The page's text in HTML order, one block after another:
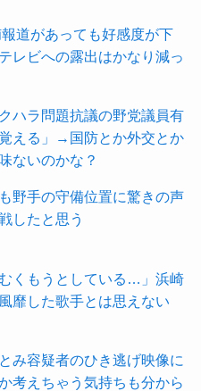
道があっても好感度が下
レビへの露出はかなり減っ
ハラ問題抗議の野党議員有
える」→国防とか外交とか
ないのかな？
野手の守備位置に驚きの声
したと思う
くもうとしている…」浜崎
靡した歌手とは思えない
み容疑者のひき逃げ映像に
考えちゃう気持ちも分から